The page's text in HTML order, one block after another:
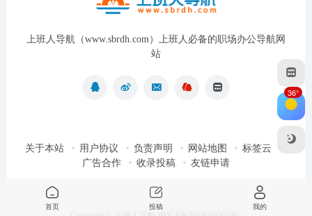
上班人导航（www.sbrdh.com）上班人必备的职场办公导航网
站
关于本站 用户协议 负责声明 网站地图
标签云
广告合作
收录投稿 友链申请
36°
首页 投稿 我的